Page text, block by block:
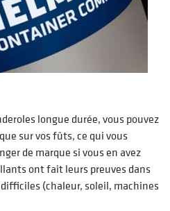
longue durée, vous pouvez
sur vos fûts, ce qui vous
de marque si vous en avez
ont fait leurs preuves dans
(chaleur, soleil, machines